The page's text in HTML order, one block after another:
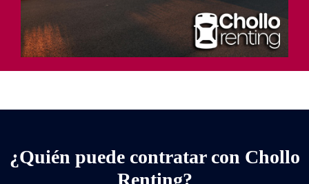
¿Quién puede contratar con Chollo
Renting?